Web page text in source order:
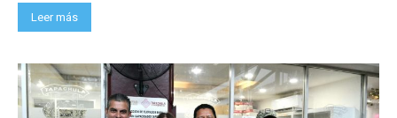
Leer más